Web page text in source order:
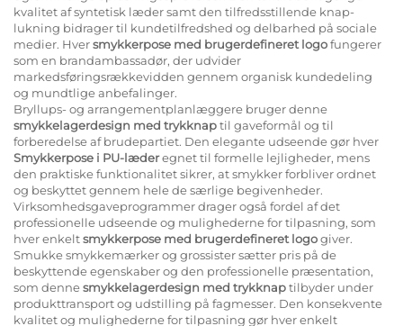
kvalitet af syntetisk læder samt den tilfredsstillende knap-
lukning bidrager til kundetilfredshed og delbarhed på sociale
medier. Hversmykkerpose med brugerdefineret logofungerer
som en brandambassadør, der udvider
markedsføringsrækkevidden gennem organisk kundedeling
og mundtlige anbefalinger.
Bryllups- og arrangementplanlæggere bruger denne
smykkelagerdesign med trykknaptil gaveformål og til
forberedelse af brudepartiet. Den elegante udseende gør hver
Smykkerpose i PU-læderegnet til formelle lejligheder, mens
den praktiske funktionalitet sikrer, at smykker forbliver ordnet
og beskyttet gennem hele de særlige begivenheder.
Virksomhedsgaveprogrammer drager også fordel af det
professionelle udseende og mulighederne for tilpasning, som
hver enkeltsmykkerpose med brugerdefineret logogiver.
Smukke smykkemærker og grossister sætter pris på de
beskyttende egenskaber og den professionelle præsentation,
som dennesmykkelagerdesign med trykknaptilbyder under
produkttransport og udstilling på fagmesser. Den konsekvente
kvalitet og mulighederne for tilpasning gør hver enkelt